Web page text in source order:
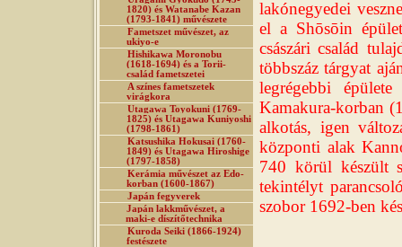
1820) és Watanabe Kazan
(1793-1841) művészete
Fametszet művészet, az
ukiyo-e
Hishikawa Moronobu
(1618-1694) és a Torii-
család fametszetei
A színes fametszetek
virágkora
Utagawa Toyokuni (1769-
1825) és Utagawa Kuniyoshi
(1798-1861)
Katsushika Hokusai (1760-
1849) és Utagawa Hiroshige
(1797-1858)
Kerámia művészet az Edo-
korban (1600-1867)
Japán fegyverek
Japán lakkművészet, a
maki-e díszítőtechnika
Kuroda Seiki (1866-1924)
festészete
lakónegyedei
el a Shōsōin
császári család
többszáz tárgyat
legrégebbi
Kamakura-korban
alkotás, igen
központi alak
740 körül készült
tekintélyt
szobor 1692-ben